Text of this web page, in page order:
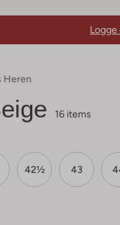
Logge
Heren
16 items
42½ 43